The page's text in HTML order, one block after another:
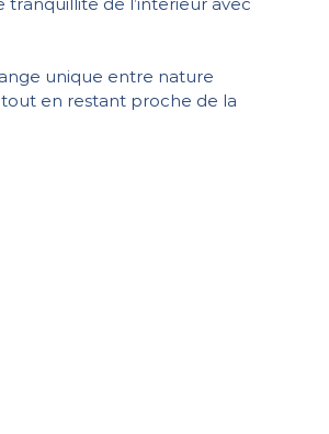
unique entre nature
en restant proche de la